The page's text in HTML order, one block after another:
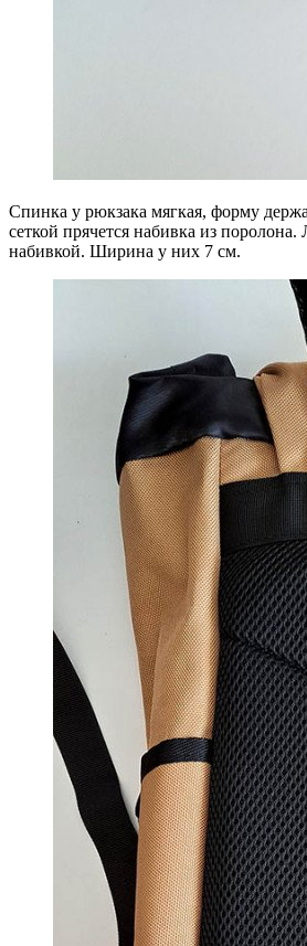
Спинка у рюкзака мягкая, форму
сеткой прячется набивка из
набивкой. Ширина у них 7 см.